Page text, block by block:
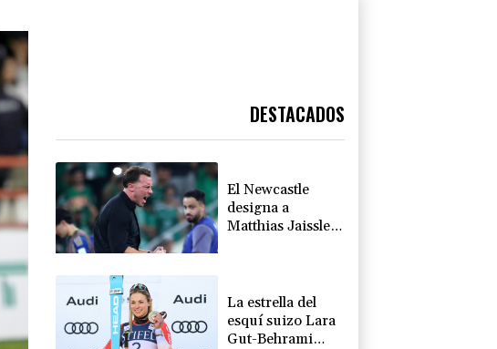
DESTACADOS
El Newcastle
designa a
Matthias Jaissle
La estrella del
esquí suizo Lara
Gut-Behrami